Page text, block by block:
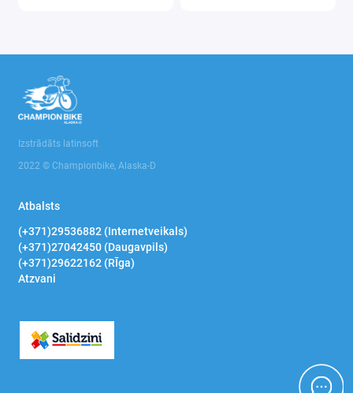
Izstrādāts latinsoft
2022 © Championbike, Alaska-D
Atbalsts
(+371)29536882 (Internetveikals)
(+371)27042450 (Daugavpils)
(+371)29622162 (RĪga)
Atzvani